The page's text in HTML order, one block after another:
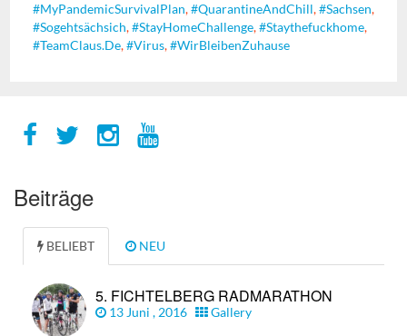
#MyPandemicSurvivalPlan,#QuarantineAndChill,#sachsen,
#sogehtsächsich,#StayHomeChallenge,#staythefuckhome,
#TeamClaus.de,#virus,#WirBleibenZuhause
Beiträge
BELIEBT NEU
5. FICHTELBERG RADMARATHON
13 Juni , 2016 Gallery